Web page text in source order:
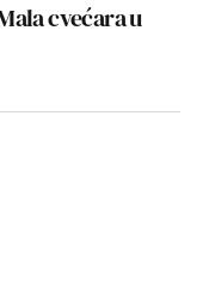
cvećara u